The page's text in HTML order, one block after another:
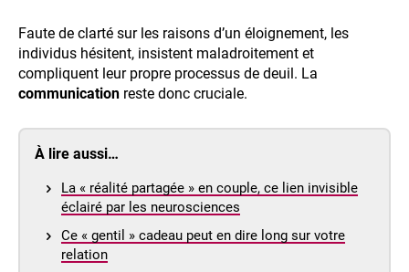
Faute de clarté sur les raisons d’un éloignement, les
individus hésitent, insistent maladroitement et
compliquent leur propre processus de deuil. La
communication reste donc cruciale.
À lire aussi…
La « réalité partagée » en couple, ce lien invisible
éclairé par les neurosciences
Ce « gentil » cadeau peut en dire long sur votre
relation